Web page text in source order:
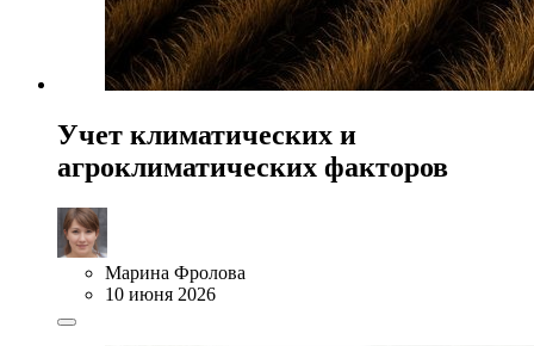
Учет климатических и
агроклиматических факторов
Марина Фролова
10 июня 2026